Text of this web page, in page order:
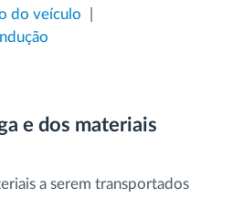
do veículo
e dos materiais
a serem transportados